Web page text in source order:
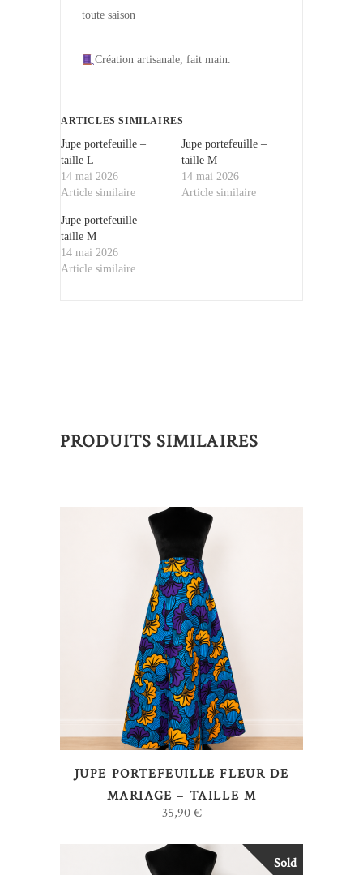
toute saison
Création artisanale, fait main.
ARTICLES SIMILAIRES
Jupe portefeuille –
taille L
14 mai 2026
Article similaire
Jupe portefeuille –
taille M
14 mai 2026
Article similaire
Jupe portefeuille –
taille M
14 mai 2026
Article similaire
PRODUITS SIMILAIRES
AJOUTER AU PANIER
JUPE PORTEFEUILLE FLEUR DE
MARIAGE – TAILLE M
35,90€
Sold